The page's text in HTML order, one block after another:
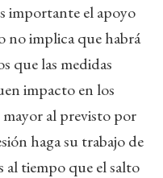
importante el apoyo
no implica que habrá
que las medidas
impacto en los
mayor al previsto por
haga su trabajo de
al tiempo que el salto